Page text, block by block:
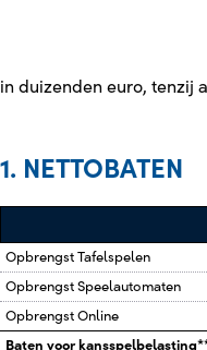
in duizenden euro, tenzij
1. NETTOBATEN
Opbrengst Tafelspelen
Opbrengst Speelautomaten
Opbrengst Online
Baten voor